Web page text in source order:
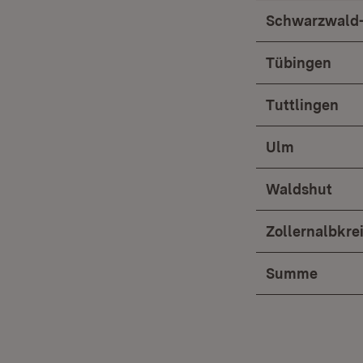
Tübingen
Tuttlingen
Ulm
Waldshut
Summe